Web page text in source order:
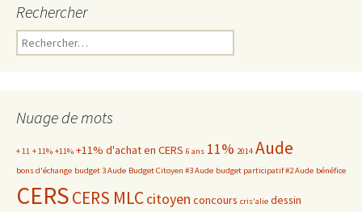
Rechercher
Rechercher :
Nuage de mots
+ 11 + 11% +11% +11% d'achat en CERS 6 ans 11% 2014 Aude
bons d'échange budget 3 Aude Budget Citoyen #3 Aude budget participatif #2 Aude bénéfice
CERSCERS MLCcitoyen concours cris'alie dessin